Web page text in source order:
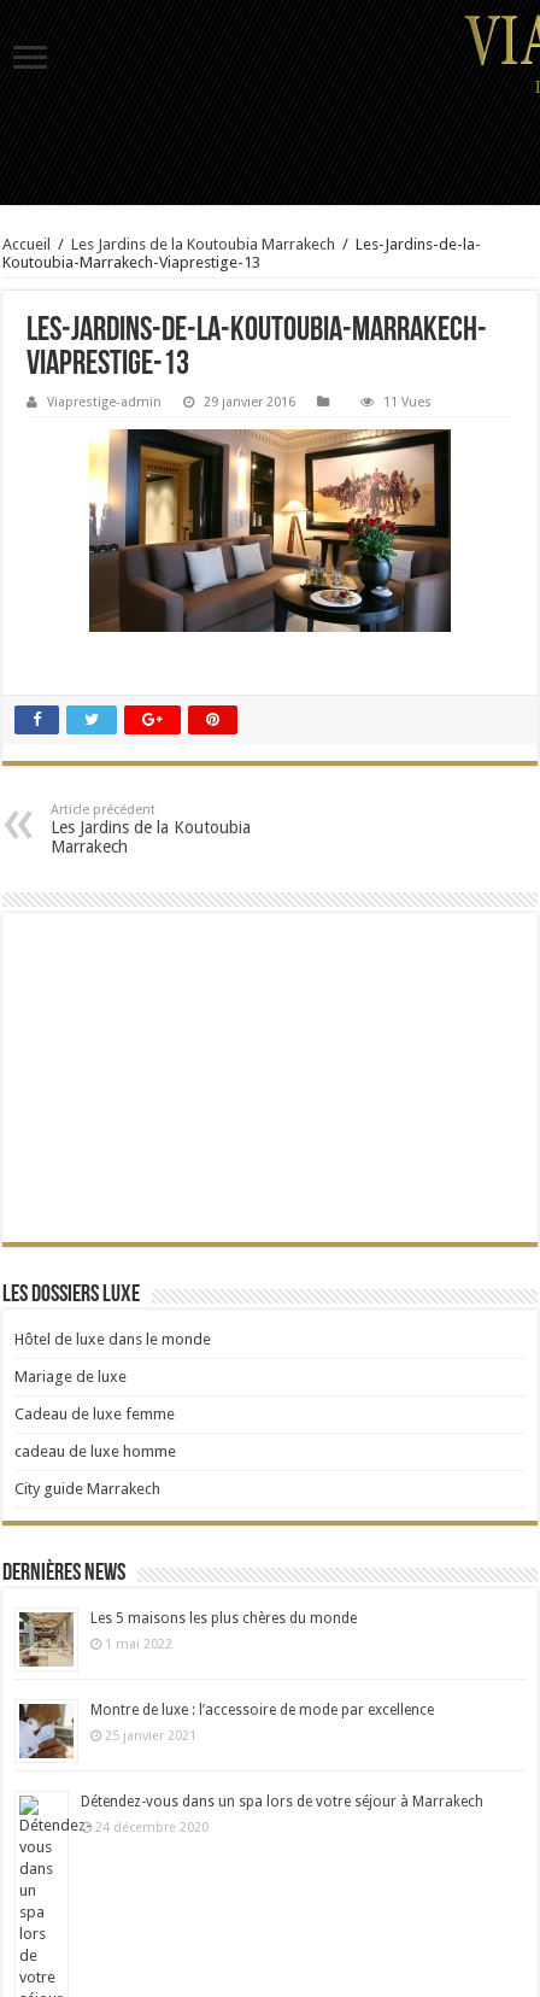
Accueil / Les Jardins de la Koutoubia Marrakech / Les-Jardins-de-la-
Koutoubia-Marrakech-Viaprestige-13
Les-Jardins-de-la-Koutoubia-Marrakech-
Viaprestige-13
Viaprestige-admin 29 janvier 2016 11 Vues
Article précédent
Les Jardins de la Koutoubia
Marrakech
Les dossiers Luxe
Hôtel de luxe dans le monde
Mariage de luxe
Cadeau de luxe femme
cadeau de luxe homme
City guide Marrakech
Dernières news
Les 5 maisons les plus chères du monde
1 mai 2022
Montre de luxe : l’accessoire de mode par excellence
25 janvier 2021
Détendez-vous dans un spa lors de votre séjour à Marrakech
24 décembre 2020